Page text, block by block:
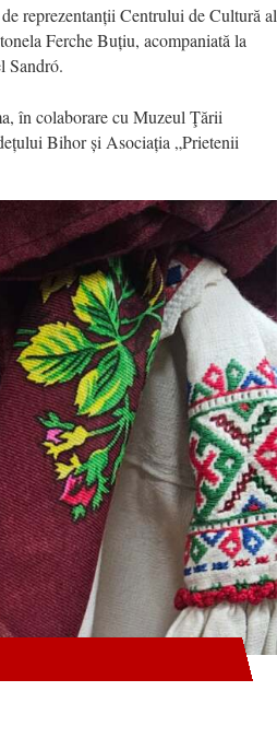
reprezentanții Centrului de Cultură al
Ferche Buțiu, acompaniată la
Sandró.
în colaborare cu Muzeul Ţării
Bihor și Asociația „Prietenii